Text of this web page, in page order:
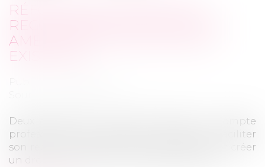
RÉFORME DES RETRAITES :
RECOURS FACILITÉ AU C2P ET
AMÉLIORATION DES DROITS
EXISTANTS
Deux décrets du 10 août améliorent le compte
professionnel de prévention (C2P) pour faciliter
son recours, améliorer les droits existants et créer
un droit à la reconversion professionnelle...